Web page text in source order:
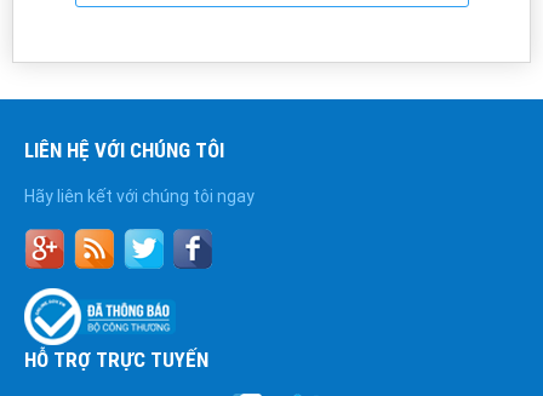
LIÊN HỆ VỚI CHÚNG TÔI
Hãy liên kết với chúng tôi ngay
HỖ TRỢ TRỰC TUYẾN